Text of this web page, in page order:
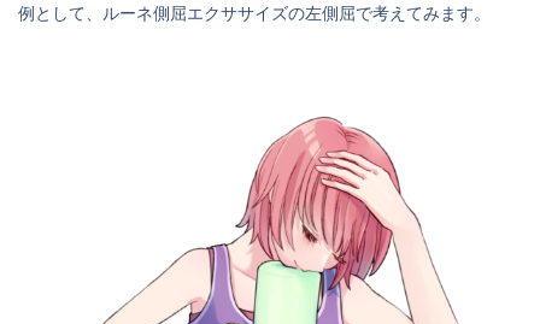
例として、ルーネ側屈エクササイズの左側屈で考えてみます。